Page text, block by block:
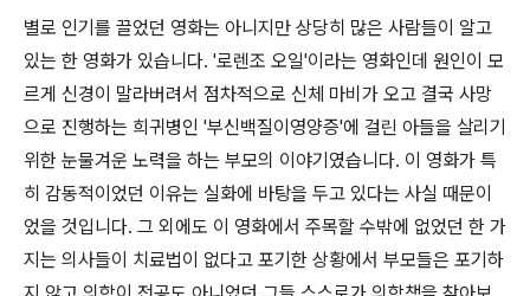
별로 인기를 끌었던 영화는 아니지만 상당히 많은 사람들이 알고
있는 한 영화가 있습니다. '로렌조 오일'이라는 영화인데 원인이 모
르게 신경이 말라버려서 점차적으로 신체 마비가 오고 결국 사망
으로 진행하는 희귀병인 '부신백질이영양증'에 걸린 아들을 살리기
위한 눈물겨운 노력을 하는 부모의 이야기였습니다. 이 영화가 특
히 감동적이었던 이유는 실화에 바탕을 두고 있다는 사실 때문이
었을 것입니다. 그 외에도 이 영화에서 주목할 수밖에 없었던 한 가
지는 의사들이 치료법이 없다고 포기한 상황에서 부모들은 포기하